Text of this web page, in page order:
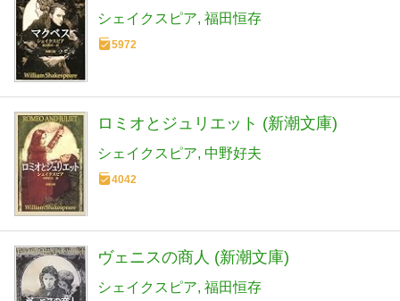
シェイクスピア 福田恒存
5972
ロミオとジュリエット (新潮文庫)
シェイクスピア 中野好夫
4042
ヴェニスの商人 (新潮文庫)
シェイクスピア 福田恒存